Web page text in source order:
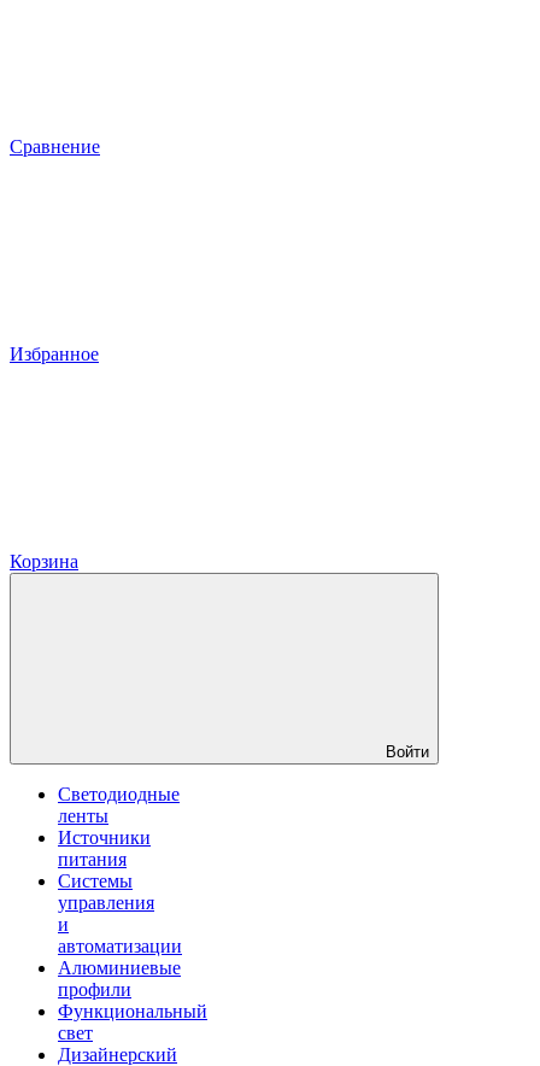
Сравнение
Избранное
Корзина
Войти
Светодиодные
ленты
Источники
питания
Системы
управления
и
автоматизации
Алюминиевые
профили
Функциональный
свет
Дизайнерский